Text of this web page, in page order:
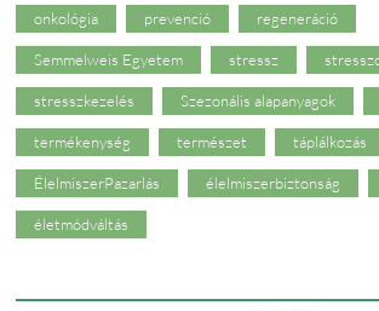
onkológia prevenció regeneráció
Semmelweis Egyetem stressz
stresszkezelés Szezonális alapanyagok
termékenység természet táplálkozás
ÉlelmiszerPazarlás élelmiszerbiztonság
életmódváltás